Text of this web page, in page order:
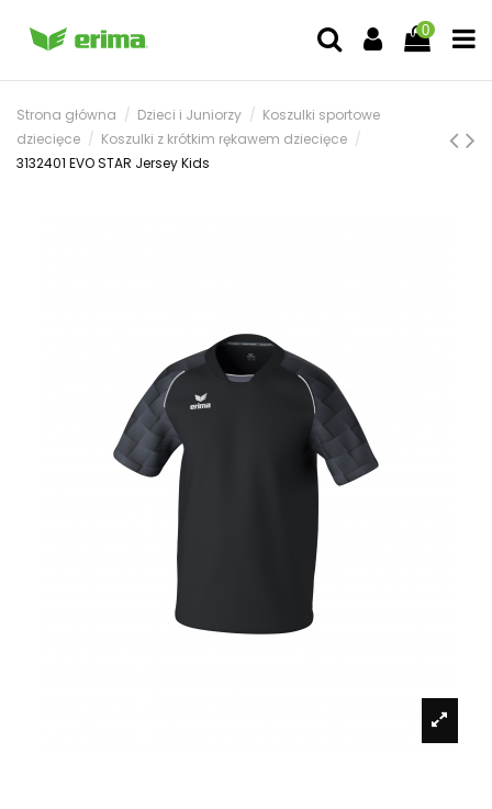
0
Strona główna Dzieci i Juniorzy
Koszulki sportowe
dziecięce
Koszulki z krótkim rękawem dziecięce
3132401 EVO STAR Jersey Kids